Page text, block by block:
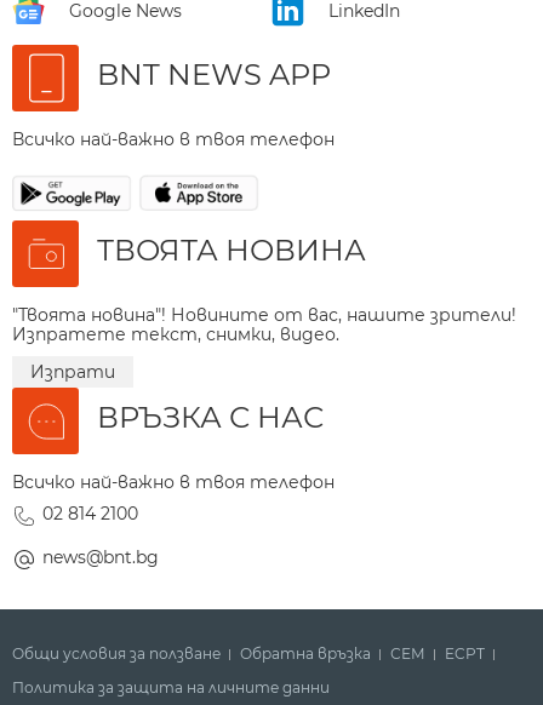
Google News LinkedIn
BNT NEWS APP
Всичко най-важно в твоя телефон
ТВОЯТА НОВИНА
"Твоята новина"! Новините от вас, нашите зрители!
Изпратете текст, снимки, видео.
Изпрати
ВРЪЗКА С НАС
Всичко най-важно в твоя телефон
02 814 2100
news@bnt.bg
Общи условия за ползване Обратна връзка СЕМ
ECPT
Политика за защита на личните данни